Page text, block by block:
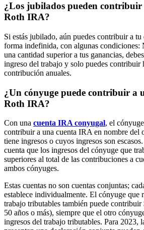
¿Los jubilados pueden contribuir
Roth IRA?
Si estás jubilado, aún puedes contribuir a
forma indefinida, con algunas condiciones:
una cantidad superior a tus ganancias,
ingreso del trabajo y solo puedes contribuir
contribución anuales.
¿Un cónyuge puede contribuir a
Roth IRA?
Con una cuenta IRA conyugal, el
contribuir a una cuenta IRA en nombre del
tiene ingresos o cuyos ingresos son
cuenta que los ingresos del cónyuge que
superiores al total de las contribuciones a
ambos cónyuges.
Estas cuentas no son cuentas conjuntas;
establece individualmente. El cónyuge que
trabajo tributables también puede
50 años o más), siempre que el otro
ingresos del trabajo tributables. Para 2023,